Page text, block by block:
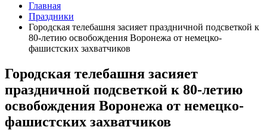
Главная
Праздники
Городская телебашня засияет праздничной подсветкой к
80-летию освобождения Воронежа от немецко-
фашистских захватчиков
Городская телебашня засияет
праздничной подсветкой к 80-летию
освобождения Воронежа от немецко-
фашистских захватчиков